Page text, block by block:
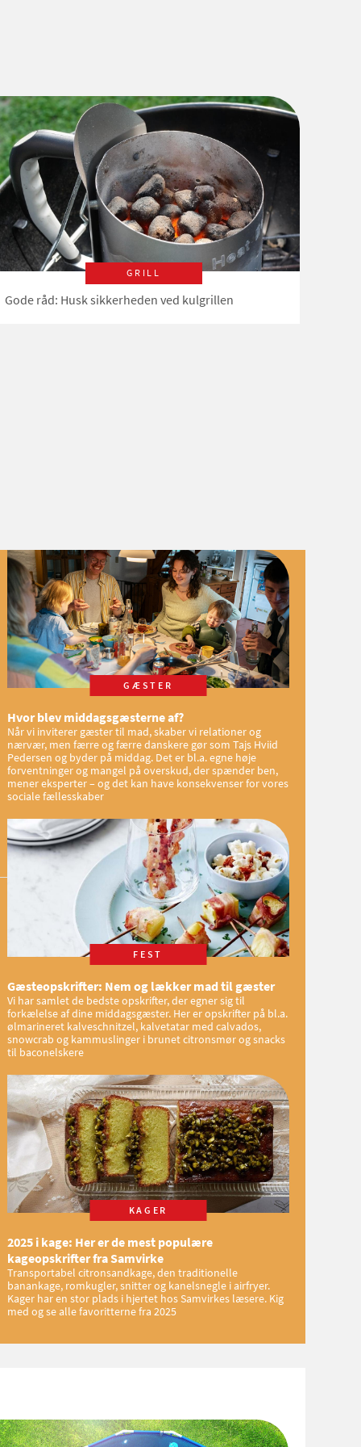
GRILL
Gode råd: Husk sikkerheden ved kulgrillen
GÆSTER
Hvor blev middagsgæsterne af?
Når vi inviterer gæster til mad, skaber vi relationer og
nærvær, men færre og færre danskere gør som Tajs Hviid
Pedersen og byder på middag. Det er bl.a. egne høje
forventninger og mangel på overskud, der spænder ben,
mener eksperter – og det kan have konsekvenser for vores
sociale fællesskaber
FEST
Gæsteopskrifter: Nem og lækker mad til gæster
Vi har samlet de bedste opskrifter, der egner sig til
forkælelse af dine middagsgæster. Her er opskrifter på bl.a.
ølmarineret kalveschnitzel, kalvetatar med calvados,
snowcrab og kammuslinger i brunet citronsmør og snacks
til baconelskere
KAGER
2025 i kage: Her er de mest populære
kageopskrifter fra Samvirke
Transportabel citronsandkage, den traditionelle
banankage, romkugler, snitter og kanelsnegle i airfryer.
Kager har en stor plads i hjertet hos Samvirkes læsere. Kig
med og se alle favoritterne fra 2025